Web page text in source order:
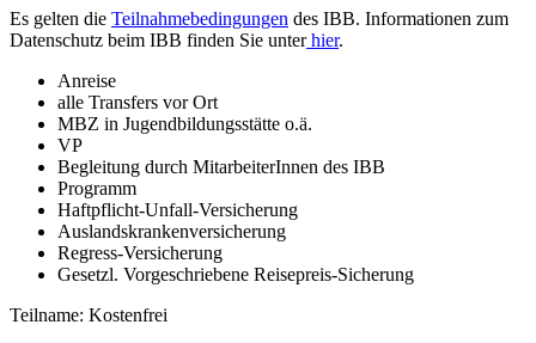
Es gelten die Teilnahmebedingungen des IBB. Informationen zum
Datenschutz beim IBB finden Sie unterhier.
Anreise
alle Transfers vor Ort
MBZ in Jugendbildungsstätte o.ä.
VP
Begleitung durch MitarbeiterInnen des IBB
Programm
Haftpflicht-Unfall-Versicherung
Auslandskrankenversicherung
Regress-Versicherung
Gesetzl. Vorgeschriebene Reisepreis-Sicherung
Teilname: Kostenfrei